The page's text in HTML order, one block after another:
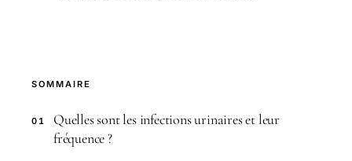
SOMMAIRE
01
Quelles sont les infections urinaires et leur
fréquence ?